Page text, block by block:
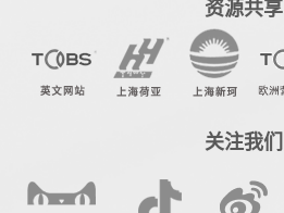
资源共享
关注我们